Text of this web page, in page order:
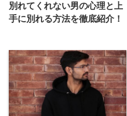
別れてくれない男の心理と上
手に別れる方法を徹底紹介！